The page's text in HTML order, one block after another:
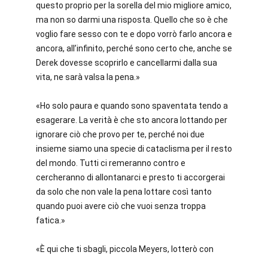
questo proprio per la sorella del mio migliore amico,
ma non so darmi una risposta. Quello che so è che
voglio fare sesso con te e dopo vorrò farlo ancora e
ancora, all’infinito, perché sono certo che, anche se
Derek dovesse scoprirlo e cancellarmi dalla sua
vita, ne sarà valsa la pena.»
«Ho solo paura e quando sono spaventata tendo a
esagerare. La verità è che sto ancora lottando per
ignorare ciò che provo per te, perché noi due
insieme siamo una specie di cataclisma per il resto
del mondo. Tutti ci remeranno contro e
cercheranno di allontanarci e presto ti accorgerai
da solo che non vale la pena lottare così tanto
quando puoi avere ciò che vuoi senza troppa
fatica.»
«È qui che ti sbagli, piccola Meyers, lotterò con